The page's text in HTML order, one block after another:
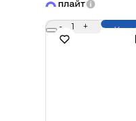
- 1 +